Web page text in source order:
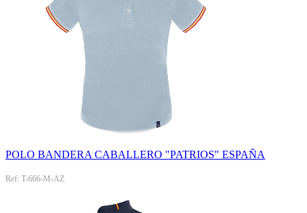
POLO BANDERA CABALLERO "PATRIOS" ESPAÑA
Ref: T-666-M-AZ